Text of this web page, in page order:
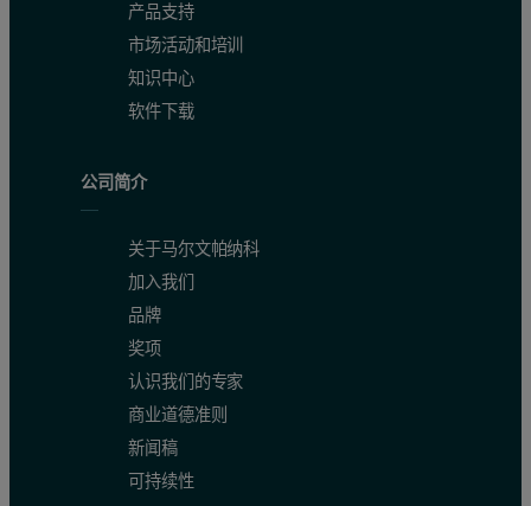
产品支持
市场活动和培训
知识中心
软件下载
公司简介
关于马尔文帕纳科
加入我们
品牌
奖项
认识我们的专家
商业道德准则
新闻稿
可持续性